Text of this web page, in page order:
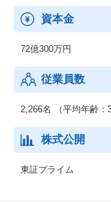
2020年5月からリリー
能も追加され、「バ
【Contract One】
契約を電子上で締結
ビス。
個人向け名刺管理、
ではなくキャリア情
資本金
72億300万円
従業員数
2,266名 （平均年齢：
株式公開
東証プライム